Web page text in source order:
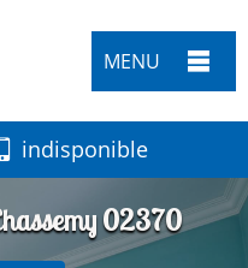
MENU
indisponible
02370